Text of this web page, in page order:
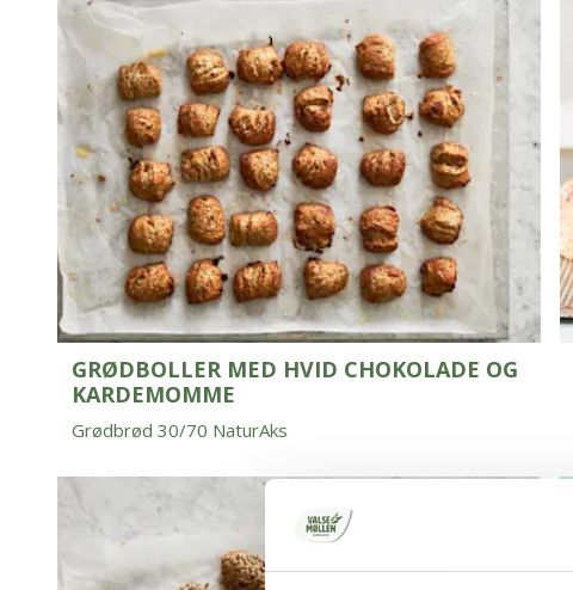
GRØDBOLLER MED HVID CHOKOLADE OG
KARDEMOMME
Grødbrød 30/70 NaturAks